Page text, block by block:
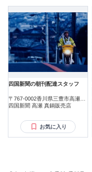
四国新聞の朝刊配達スタッフ
〒767-0002香川県三豊市高瀬町
新名
四国新聞 高瀬 真鍋販売店
お気に入り